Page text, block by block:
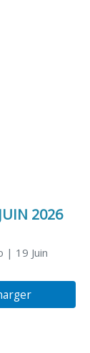
2026
| 19 Juin